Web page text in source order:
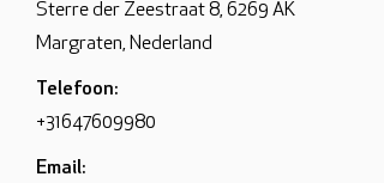
Sterre der Zeestraat 8, 6269 AK
Margraten, Nederland
Telefoon:
+31647609980
Email: